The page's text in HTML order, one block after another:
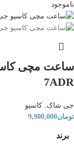
ناموجود
7ADR
جی شاک کاسیو
تومان9,900,000
برند